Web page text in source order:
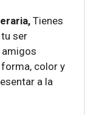
Tienes
ser
forma, color y
a la